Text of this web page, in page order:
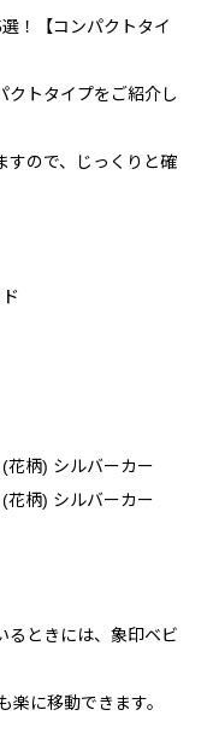
！【コンパクトタイ
クトタイプをご紹介し
すので、じっくりと確
花柄) シルバーカー
花柄) シルバーカー
るときには、象印ベビ
楽に移動できます。